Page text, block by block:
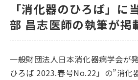
「消化器のひろば」に
部 昌志医師の執筆が掲
一般財団法人日本消化器病学会が
ひろば 2023.春号No.22」の”消化